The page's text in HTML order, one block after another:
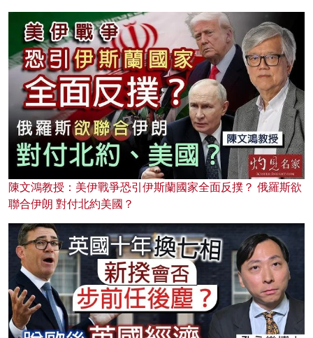
陳文鴻教授：美伊戰爭恐引伊斯蘭國家全面反撲？ 俄羅斯欲
聯合伊朗 對付北約美國？